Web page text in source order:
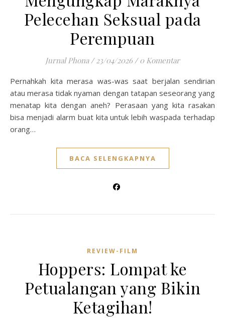
Pelecehan Seksual pada
Perempuan
Jurnal Phona / 23/04/2026 / 0 Komentar
Pernahkah kita merasa was-was saat berjalan sendirian
atau merasa tidak nyaman dengan tatapan seseorang yang
menatap kita dengan aneh? Perasaan yang kita rasakan
bisa menjadi alarm buat kita untuk lebih waspada terhadap
orang…
BACA SELENGKAPNYA
REVIEW-FILM
Hoppers: Lompat ke
Petualangan yang Bikin
Ketagihan!